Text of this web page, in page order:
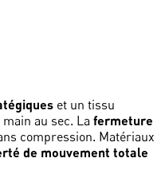
et un tissu
au sec. La fermeture
compression. Matériaux
de mouvement totale